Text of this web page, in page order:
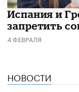
Испания и
запретить
4 ФЕВРАЛЯ
НОВОСТИ